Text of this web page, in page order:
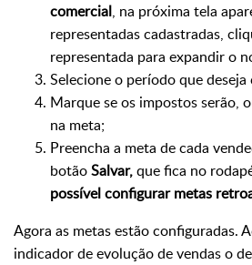
comercial, na próxima tela
representadas cadastradas,
representada para expandir o
Selecione o período que
Marque se os impostos serão,
na meta;
Preencha a meta de cada
botãoSalvar,que fica no
possível configurar metas
Agora as metas estão configuradas.
indicador de evolução de vendaso